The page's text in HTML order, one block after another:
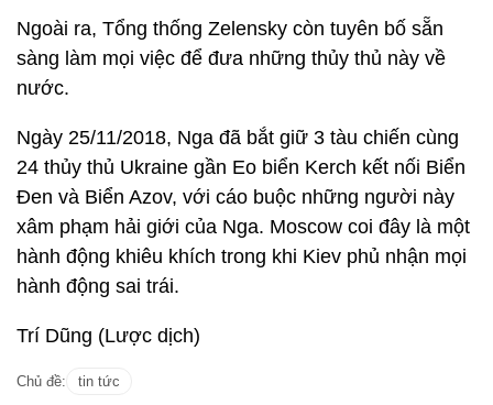
Ngoài ra, Tổng thống Zelensky còn tuyên bố sẵn
sàng làm mọi việc để đưa những thủy thủ này về
nước.
Ngày 25/11/2018, Nga đã bắt giữ 3 tàu chiến cùng
24 thủy thủ Ukraine gần Eo biển Kerch kết nối Biển
Đen và Biển Azov, với cáo buộc những người này
xâm phạm hải giới của Nga. Moscow coi đây là một
hành động khiêu khích trong khi Kiev phủ nhận mọi
hành động sai trái.
Trí Dũng (Lược dịch)
Chủ đề: tin tức